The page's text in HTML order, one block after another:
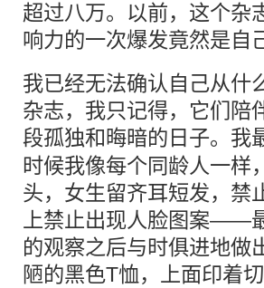
超过八万。以前，这个杂
响力的一次爆发竟然是自
我已经无法确认自己从什
杂志，我只记得，它们陪
段孤独和晦暗的日子。我
时候我像每个同龄人一样
头，女生留齐耳短发，禁
上禁止出现人脸图案——
的观察之后与时俱进地做
陋的黑色T恤，上面印着